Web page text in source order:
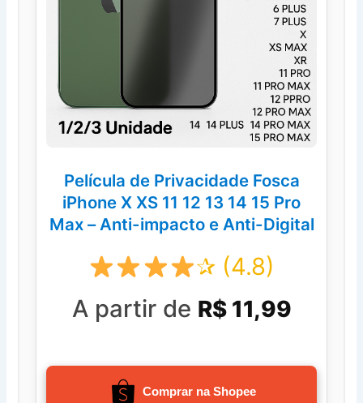
Película de Privacidade Fosca
iPhone X XS 11 12 13 14 15 Pro
Max – Anti-impacto e Anti-Digital
✰ (4.8)
A partir de R$ 11,99
Comprar na Shopee